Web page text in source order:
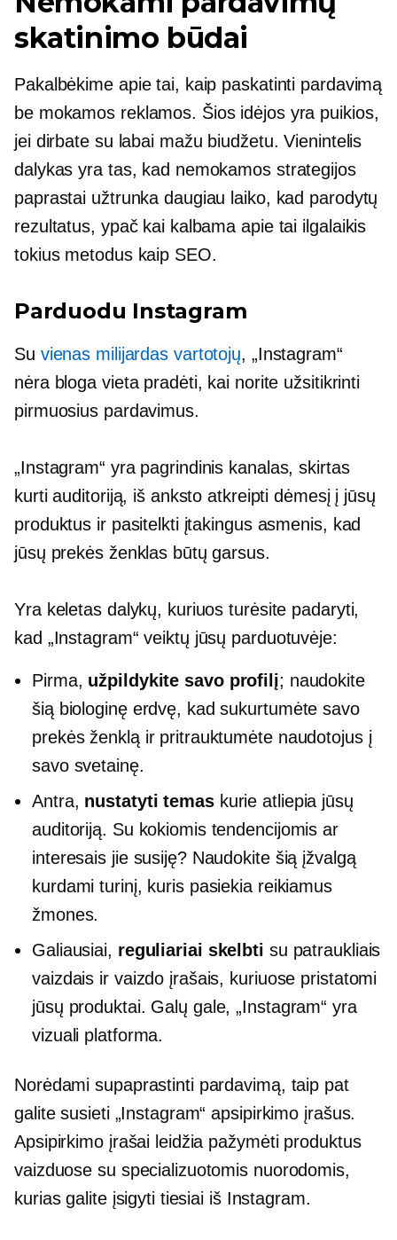
skatinimo būdai
Pakalbėkime apie tai, kaip paskatinti pardavimą
be mokamos reklamos. Šios idėjos yra puikios,
jei dirbate su labai mažu biudžetu. Vienintelis
dalykas yra tas, kad nemokamos strategijos
paprastai užtrunka daugiau laiko, kad parodytų
rezultatus, ypač kai kalbama apie tai ilgalaikis
tokius metodus kaip SEO.
Parduodu Instagram
Su vienas milijardas vartotojų, „Instagram“
nėra bloga vieta pradėti, kai norite užsitikrinti
pirmuosius pardavimus.
„Instagram“ yra pagrindinis kanalas, skirtas
kurti auditoriją, iš anksto atkreipti dėmesį į jūsų
produktus ir pasitelkti įtakingus asmenis, kad
jūsų prekės ženklas būtų garsus.
Yra keletas dalykų, kuriuos turėsite padaryti,
kad „Instagram“ veiktų jūsų parduotuvėje:
Pirma, užpildykite savo profilį; naudokite
šią biologinę erdvę, kad sukurtumėte savo
prekės ženklą ir pritrauktumėte naudotojus į
savo svetainę.
Antra, nustatyti temaskurie atliepia jūsų
auditoriją. Su kokiomis tendencijomis ar
interesais jie susiję? Naudokite šią įžvalgą
kurdami turinį, kuris pasiekia reikiamus
žmones.
Galiausiai, reguliariai skelbti su patraukliais
vaizdais ir vaizdo įrašais, kuriuose pristatomi
jūsų produktai. Galų gale, „Instagram“ yra
vizuali platforma.
Norėdami supaprastinti pardavimą, taip pat
galite susieti „Instagram“ apsipirkimo įrašus.
Apsipirkimo įrašai leidžia pažymėti produktus
vaizduose su specializuotomis nuorodomis,
kurias galite įsigyti tiesiai iš Instagram.